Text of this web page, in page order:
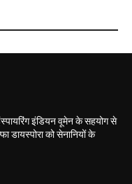
इंडियन वूमेन के सहयोग से
को सेनानियों के